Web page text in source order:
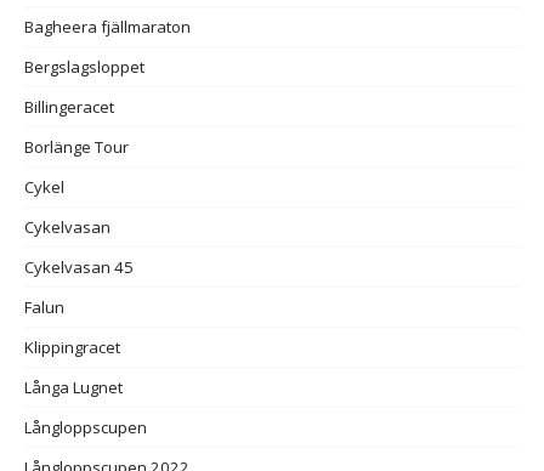
Bagheera fjällmaraton
Bergslagsloppet
Billingeracet
Borlänge Tour
Cykel
Cykelvasan
Cykelvasan 45
Falun
Klippingracet
Långa Lugnet
Långloppscupen